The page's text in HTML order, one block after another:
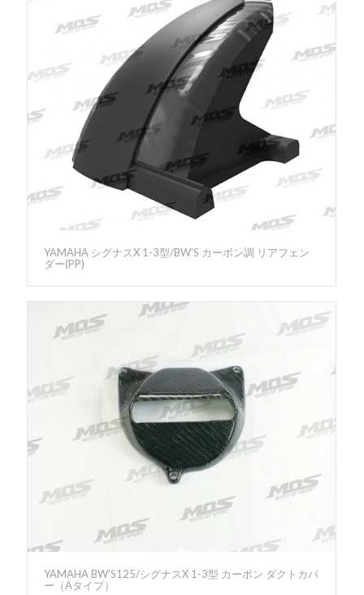
YAMAHA シグナスX 1-3型/BW’S カーボン調 リアフェン
ダー(PP)
YAMAHA BW’S125/シグナスX 1-3型 カーボン ダクトカバ
ー（Aタイプ）